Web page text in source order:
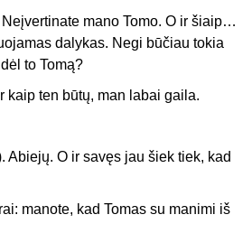
mano Tomo. O ir šiaip…
dalykas. Negi būčiau tokia
to Tomą?
ten būtų, man labai gaila.
Abiejų. O ir savęs jau šiek tiek, kad
manote, kad Tomas su manimi iš